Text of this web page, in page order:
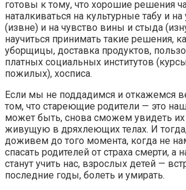
готовы к тому, что хорошие решения
наталкиваться на культурные табу и
(извне) и на чувство вины и стыда
научиться принимать такие решения,
уборщицы, доставка продуктов,
платных социальных институтов
пожилых), хосписа.
Если мы не поддадимся и откажемся
том, что стареющие родители — это
может быть, снова сможем увидеть
живущую в дряхлеющих телах. И
доживем до того момента, когда не
спасать родителей от страха смерти, а
станут учить нас, взрослых детей —
последние годы, болеть и умирать.